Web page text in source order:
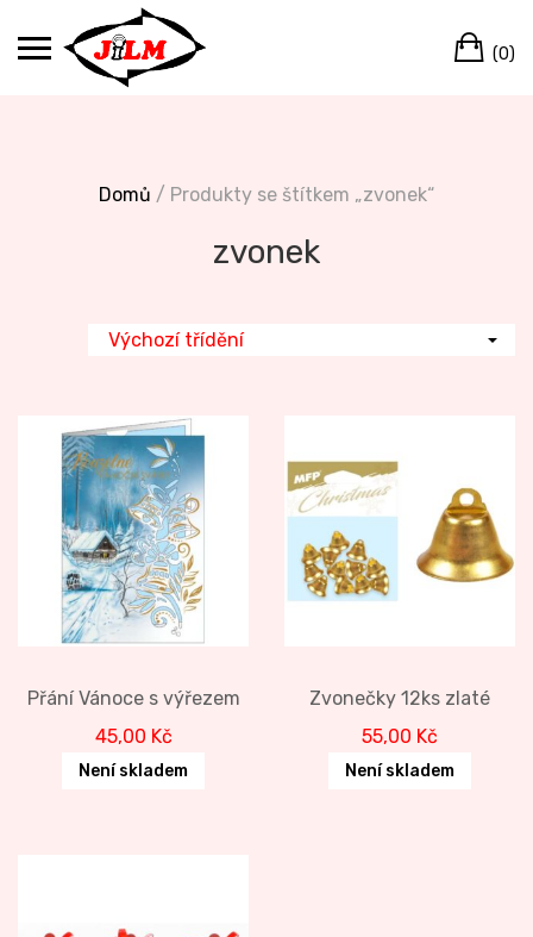
(0)
Domů / Produkty se štítkem „zvonek“
zvonek
Přání Vánoce s výřezem
45,00 Kč
Není skladem
Zvonečky 12ks zlaté
55,00 Kč
Není skladem